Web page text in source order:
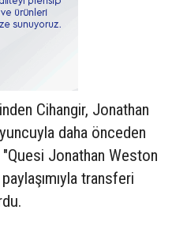
Cihangir, Jonathan
daha önceden
"Quesi Jonathan Weston
transferi